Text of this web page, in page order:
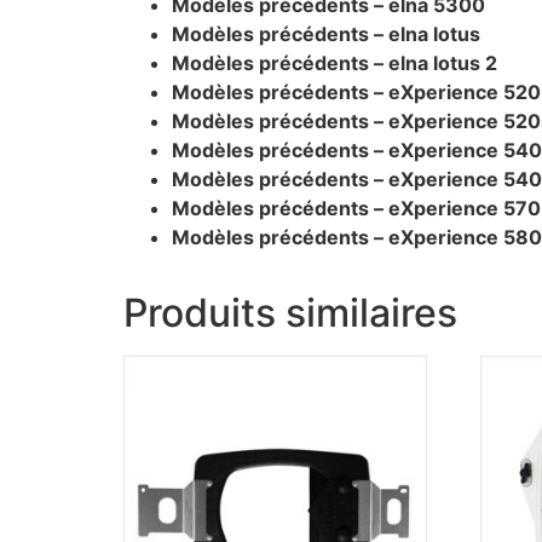
Modèles précédents – elna 5300
Modèles précédents – elna lotus
Modèles précédents – elna lotus 2
Modèles précédents – eXperience 520
Modèles précédents – eXperience
Modèles précédents – eXperience 540
Modèles précédents – eXperience
Modèles précédents – eXperience 570
Modèles précédents – eXperience 580
Produits similaires